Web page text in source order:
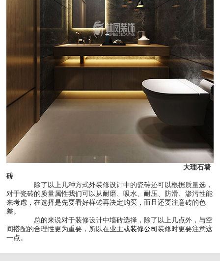
大理石墙
砖
除了以上几种方式外装修设计中的瓷砖还可以根据质量选，
对于瓷砖的质量属性我们可以从耐磨、吸水、耐压、防滑、渗污性能
来考虑，在选择是先要看好样砖再决定购买，而且还要注意砖的色
差。
总的来说对于装修设计中墙砖选择，除了以上几点外，与空
间搭配的合理性更为重要，所以在业主或装修公司装修时更要注意这
一点。